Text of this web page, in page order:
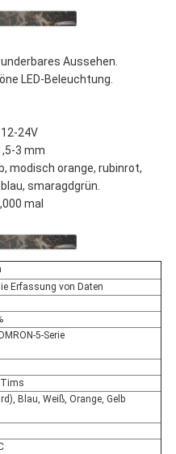
Aussehen.
LED-Beleuchtung.
24V
3 mm
modisch orange, rubinrot,
smaragdgrün.
mal
Erfassung von Daten
5-Serie
Blau, Weiß, Orange, Gelb